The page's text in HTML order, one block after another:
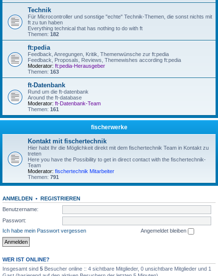
Technik
Für Microcontroller und sonstige "echte" Technik-Themen, die sonst nichts mit
ft zu tun haben
Everything technical that has nothing to do with ft
Themen: 182
ft:pedia
Feedback, Anregungen, Kritik, Themenwünsche zur ft:pedia
Feedback, Proposals, Reviews, Themewishes according ft:pedia
Moderator: ft:pedia-Herausgeber
Themen: 163
ft-Datenbank
Rund um die ft-datenbank
Around the ft-database
Moderator: ft-Datenbank-Team
Themen: 161
fischerwerke
Kontakt mit fischertechnik
Hier habt Ihr die Möglichkeit direkt mit dem fischertechnik Team in Kontakt zu
treten
Here you have the Possibility to get in direct contact with the fischertechnik-
Team
Moderator: fischertechnik Mitarbeiter
Themen: 791
ANMELDEN • REGISTRIEREN
Benutzername:
Passwort:
Ich habe mein Passwort vergessen
Angemeldet bleiben
WER IST ONLINE?
Insgesamt sind 5 Besucher online :: 4 sichtbare Mitglieder, 0 unsichtbare Mitglieder und 1